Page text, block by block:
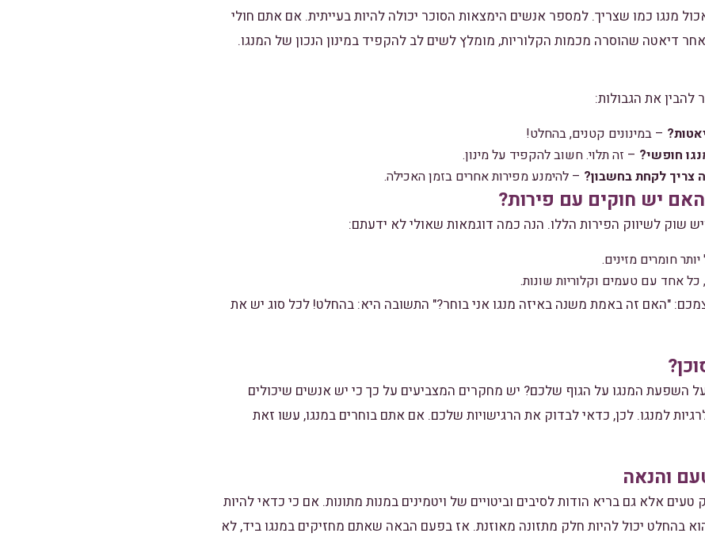
מנגו כמו שצריך. למספר אנשים הימצאות הסוכר יכולה להיות בעייתית. אם אתם חולי
דיאטה שהוסרה מכמות הקלוריות, מומלץ לשים לב להקפיד במינון הנכון של המנגו.
את הגבולות:
– במינונים קטנים, בהחלט!
חופשי? – זה תלוי. חשוב להקפיד על מינון.
צריך לקחת בחשבון? – להימנע מפירות אחרים בזמן האכילה.
יש חוקים עם פירות?
שוק לשיווק הפירות הללו. הנה כמה דוגמאות שאולי לא ידעתם:
חומרים מזינים.
כל אחד עם טעמים וקלוריות שונות.
"האם זה באמת משנה באיזה מנגו אני בוחר?" התשובה היא: בהחלט! לכל סוג יש את
המנגו על הגוף שלכם? יש מחקרים המצביעים על כך כי יש אנשים שיכולים
למנגו. לכן, כדאי לבדוק את הרגישויות שלכם. אם אתם בוחרים במנגו, עשו זאת
והנאה
טעים אלא גם בריא הודות לסיבים וביטויים של ויטמינים במנות מתונות. אם כי כדאי להיות
הוא בהחלט יכול להיות חלק מתזונה מאוזנת. אז בפעם הבאה שאתם מחזיקים במנגו ביד, לא